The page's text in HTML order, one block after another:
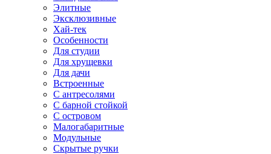
Элитные
Эксклюзивные
Хай-тек
Особенности
Для студии
Для хрущевки
Для дачи
Встроенные
С антресолями
С барной стойкой
С островом
Малогабаритные
Модульные
Скрытые ручки